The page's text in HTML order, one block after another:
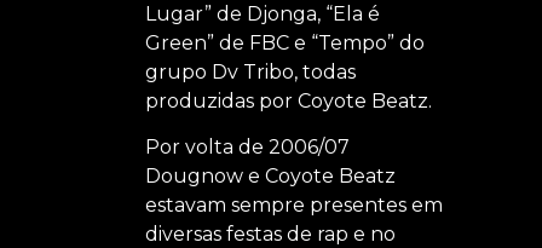
Lugar” de Djonga, “Ela é
Green” de FBC e “Tempo” do
grupo Dv Tribo, todas
produzidas por Coyote Beatz.
Por volta de 2006/07
Dougnow e Coyote Beatz
estavam sempre presentes em
diversas festas de rap e no